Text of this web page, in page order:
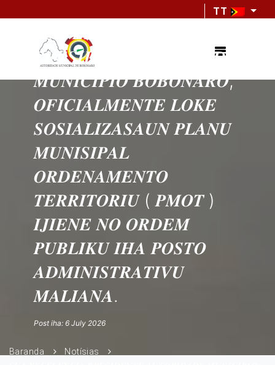
TT
𝑺𝑼𝑨 𝑬𝑿𝑪𝑬𝑳𝑬𝑵𝑪𝑰𝑨
𝑷𝑹𝑬𝑺𝑰𝑫𝑬𝑵𝑻𝑬 𝑨𝑼𝑻𝑶𝑹𝑰𝑫𝑨𝑫𝑬
𝑴𝑼𝑵𝑰𝑪𝑰𝑷𝑰𝑶 𝑩𝑶𝑩𝑶𝑵𝑨𝑹𝑶,
𝑶𝑭𝑰𝑪𝑰𝑨𝑳𝑴𝑬𝑵𝑻𝑬 𝑳𝑶𝑲𝑬
𝑺𝑶𝑺𝑰𝑨𝑳𝑰𝒁𝑨𝑺𝑨𝑼𝑵 𝑷𝑳𝑨𝑵𝑼
𝑴𝑼𝑵𝑰𝑺𝑰𝑷𝑨𝑳
𝑶𝑹𝑫𝑬𝑵𝑨𝑴𝑬𝑵𝑻𝑶
𝑻𝑬𝑹𝑹𝑰𝑻𝑶𝑹𝑰𝑼 ( 𝑷𝑴𝑶𝑻 )
𝑰𝑱𝑰𝑬𝑵𝑬 𝑵𝑶 𝑶𝑹𝑫𝑬𝑴
𝑷𝑼𝑩𝑳𝑰𝑲𝑼 𝑰𝑯𝑨 𝑷𝑶𝑺𝑻𝑶
𝑨𝑫𝑴𝑰𝑵𝑰𝑺𝑻𝑹𝑨𝑻𝑰𝑽𝑼
𝑴𝑨𝑳𝑰𝑨𝑵𝑨.
Post iha: 6 July 2026
Baranda
Notísias